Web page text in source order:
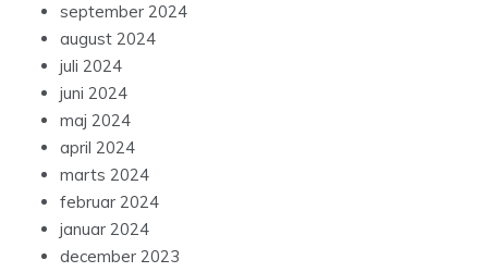
september 2024
august 2024
juli 2024
juni 2024
maj 2024
april 2024
marts 2024
februar 2024
januar 2024
december 2023